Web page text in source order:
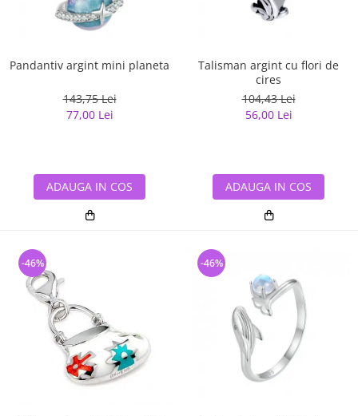
Pandantiv argint mini planeta
143,75 Lei
77,00 Lei
ADAUGA IN COS
Talisman argint cu flori de
cires
104,43 Lei
56,00 Lei
ADAUGA IN COS
-46% -46%